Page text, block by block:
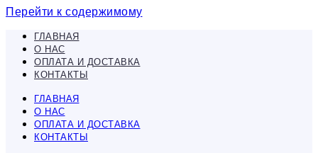
Перейти к содержимому
ГЛАВНАЯ
О НАС
ОПЛАТА И ДОСТАВКА
КОНТАКТЫ
ГЛАВНАЯ
О НАС
ОПЛАТА И ДОСТАВКА
КОНТАКТЫ